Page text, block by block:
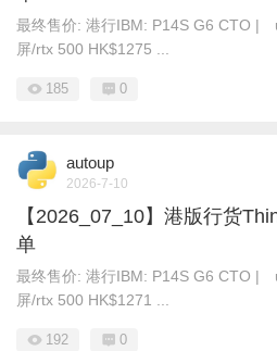
最终售价: 港行IBM: P14S G6 CTO |
屏/rtx 500 HK$1275 ...
185 0
autoup
2026-7-10
【2026_07_10】港版行货
单
最终售价: 港行IBM: P14S G6 CTO |
屏/rtx 500 HK$1271 ...
192 0